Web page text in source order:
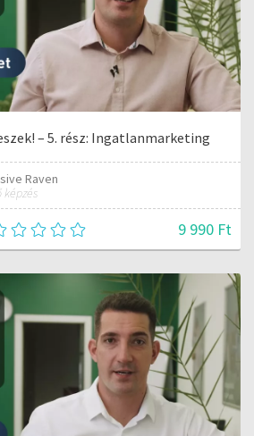
– 5. rész: Ingatlanmarketing
Raven
9 990 Ft